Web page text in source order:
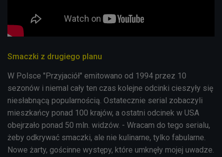
Smaczki z drugiego planu
W Polsce "Przyjaciół" emitowano od 1994 przez 10
sezonów i niemal cały ten czas kolejne odcinki cieszyły się
niesłabnącą popularnością. Ostatecznie serial zobaczyli
mieszkańcy ponad 100 krajów, a ostatni odcinek w USA
obejrzało ponad 50 mln. widzów. - Wracam do tego serialu,
żeby odkrywać smaczki, ale nie kulinarne, tylko fabularne.
Nowe żarty, gościnne występy, które umknęły mojej uwadze.